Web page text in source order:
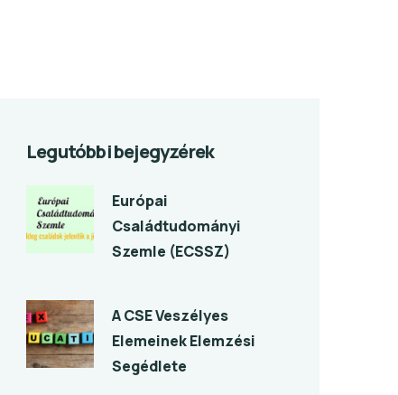
Legutóbbi bejegyzérek
Európai
Családtudományi
Szemle (ECSSZ)
A CSE Veszélyes
Elemeinek Elemzési
Segédlete